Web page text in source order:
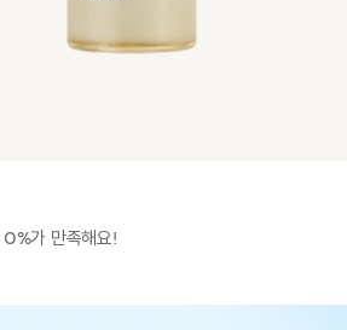
0%가 만족해요!